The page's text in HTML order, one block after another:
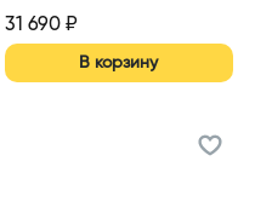
31 690₽
В корзину